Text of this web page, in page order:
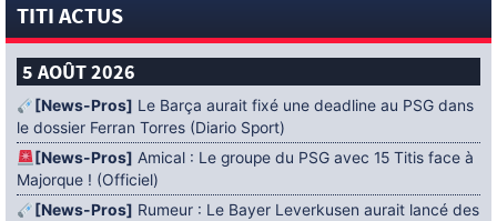
TITI ACTUS
5 AOÛT 2026
[News-Pros] Le Barça aurait fixé une deadline au PSG dans
le dossier Ferran Torres (Diario Sport)
[News-Pros] Amical : Le groupe du PSG avec 15 Titis face à
Majorque ! (Officiel)
[News-Pros] Rumeur : Le Bayer Leverkusen aurait lancé des